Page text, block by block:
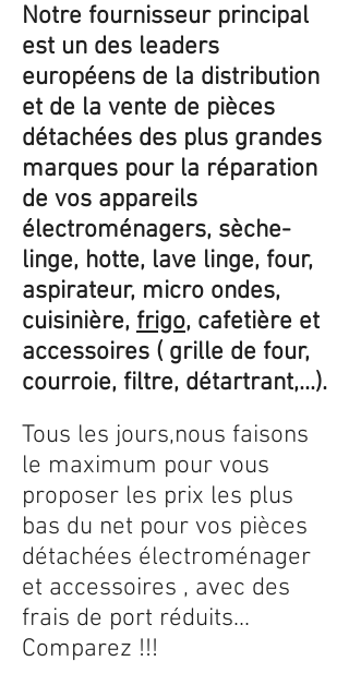
Notre fournisseur principal
est un des leaders
européens de la distribution
et de la vente de pièces
détachées des plus grandes
marques pour la réparation
de vos appareils
électroménagers, sèche-
linge, hotte, lave linge, four,
aspirateur, micro ondes,
cuisinière, frigo, cafetière et
accessoires ( grille de four,
courroie, filtre, détartrant,...).
Tous les jours,nous faisons
le maximum pour vous
proposer les prix les plus
bas du net pour vos pièces
détachées électroménager
et accessoires , avec des
frais de port réduits...
Comparez !!!